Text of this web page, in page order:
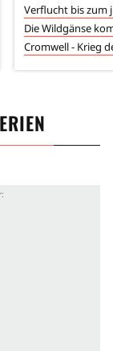
Verflucht bis zum
Die Wildgänse
Cromwell - Krieg